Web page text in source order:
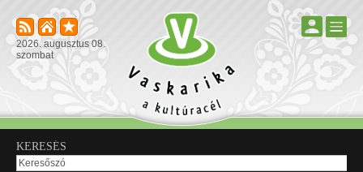
2026. augusztus 08.
szombat
KERESÉS